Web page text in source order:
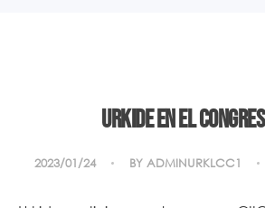
Urkide en el
2023/01/24 BY ADMINURKLCC1